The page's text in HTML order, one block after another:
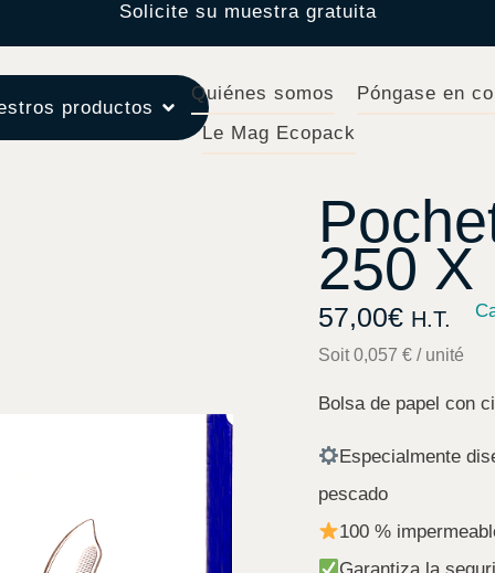
Solicite su muestra gratuita
productos
Quiénes somos
Póngase en
Le Mag Ecopack
250 X
57,00€ H.T.
Soit 0,057 € / unité
Bolsa de papel con
Especialmente
pescado
100 %